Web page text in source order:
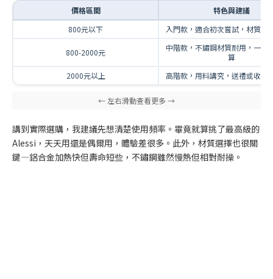
價格區間
特色與建議
800元以下
入門款，適合初次嘗試，材質多
800-2000元
中階款，不鏽鋼材質耐用，一般
算
2000元以上
高階款，用料講究，送禮或收藏
講到實際選購，我建議先想清楚使用頻率。畢竟就算挑了最高級的
Alessi，天天用還是偶爾用，體驗差很多。此外，材質選擇也很關
鍵—鋁合金加熱快但壽命短些，不鏽鋼雖然慢熱但相對耐操。